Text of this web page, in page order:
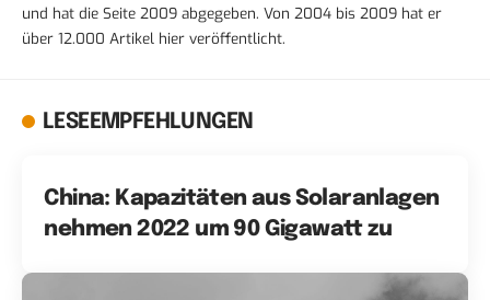
und hat die Seite 2009 abgegeben. Von 2004 bis 2009 hat er
über 12.000 Artikel hier veröffentlicht.
LESEEMPFEHLUNGEN
China: Kapazitäten aus Solaranlagen
nehmen 2022 um 90 Gigawatt zu